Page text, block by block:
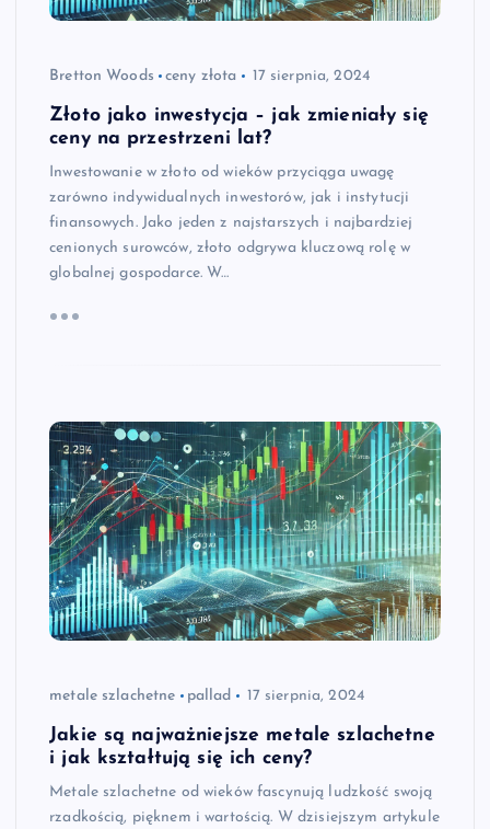
Bretton Woods ceny złota 17 sierpnia, 2024
Złoto jako inwestycja – jak zmieniały się
ceny na przestrzeni lat?
Inwestowanie w złoto od wieków przyciąga uwagę
zarówno indywidualnych inwestorów, jak i instytucji
finansowych. Jako jeden z najstarszych i najbardziej
cenionych surowców, złoto odgrywa kluczową rolę w
globalnej gospodarce. W…
metale szlachetne pallad 17 sierpnia, 2024
Jakie są najważniejsze metale szlachetne
i jak kształtują się ich ceny?
Metale szlachetne od wieków fascynują ludzkość swoją
rzadkością, pięknem i wartością. W dzisiejszym artykule